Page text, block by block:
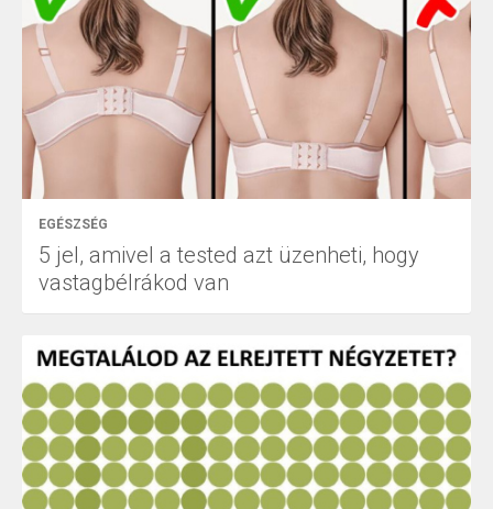
EGÉSZSÉG
5 jel, amivel a tested azt üzenheti, hogy
vastagbélrákod van